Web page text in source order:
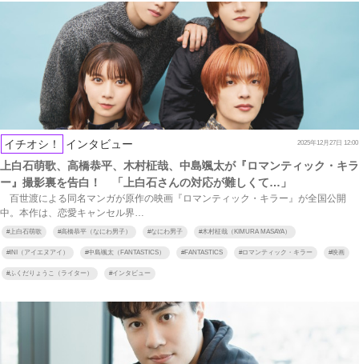
イチオシ！ インタビュー 2025年12月27日 12:00
上白石萌歌、高橋恭平、木村柾哉、中島颯太が『ロマンティック・キラ
ー』撮影裏を告白！ 「上白石さんの対応が難しくて…」
百世渡による同名マンガが原作の映画『ロマンティック・キラー』が全国公開
中。本作は、恋愛キャンセル界…
#上白石萌歌 #高橋恭平（なにわ男子） #なにわ男子 #木村柾哉（KIMURA MASAYA）
#INI（アイエヌアイ） #中島颯太（FANTASTICS） #FANTASTICS #ロマンティック・キラー #映画
#ふくだりょうこ（ライター） #インタビュー